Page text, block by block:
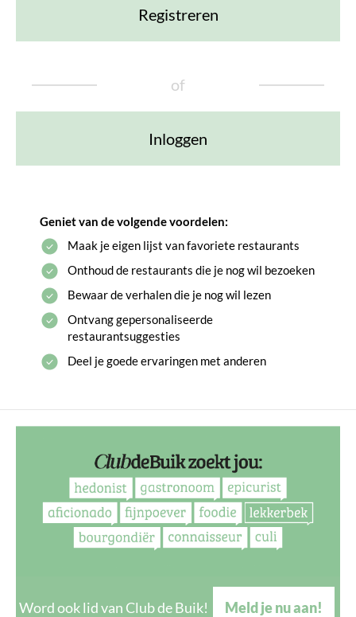
Registreren
of
Inloggen
Geniet van de volgende voordelen:
Maak je eigen lijst van favoriete restaurants
Onthoud de restaurants die je nog wil bezoeken
Bewaar de verhalen die je nog wil lezen
Ontvang gepersonaliseerde
restaurantsuggesties
Deel je goede ervaringen met anderen
Word ook lid van Club de Buik! Meld je nu aan!